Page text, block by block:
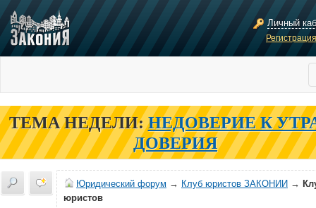
Личный
ТЕМА НЕДЕЛИ: НЕДОВЕРИЕ К
ДОВЕРИЯ
Юридический форум → Клуб юристов ЗАКОНИИ →
юристов